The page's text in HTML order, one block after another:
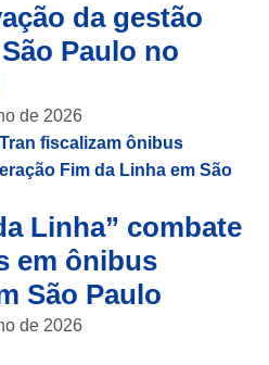
da gestão
Paulo no
de 2026
Linha” combate
em ônibus
São Paulo
de 2026